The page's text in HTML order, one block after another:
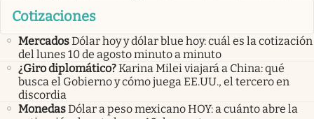
Cotizaciones
MercadosDólar hoy y dólar blue hoy: cuál es la cotización
del lunes 10 de agosto minuto a minuto
¿Giro diplomático?Karina Milei viajará a China: qué
busca el Gobierno y cómo juega EE.UU., el tercero en
discordia
MonedasDólar a peso mexicano HOY: a cuánto abre la